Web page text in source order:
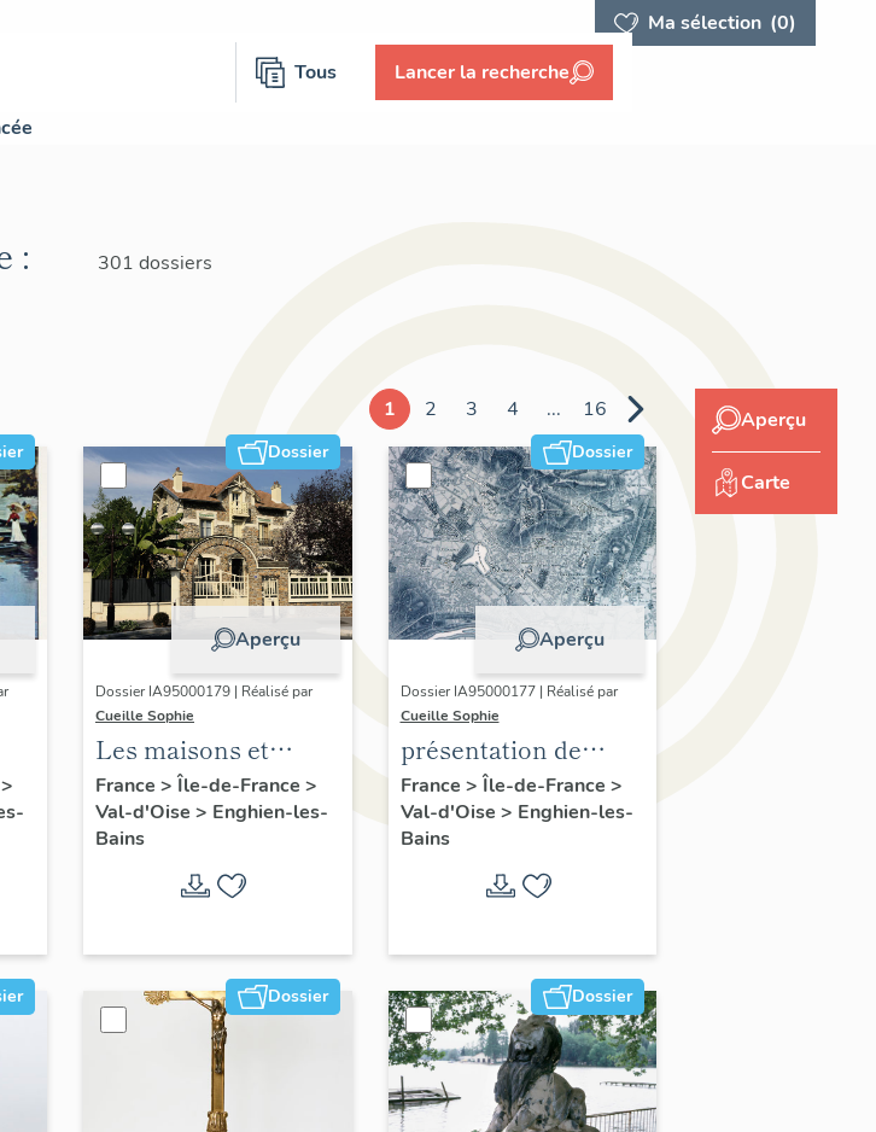
Ma sélection (0)
Tous Lancer la recherche
: 301 dossiers
1 2 3 4 ... 16
>
Dossier
Aperçu
Dossier IA95000179 | Réalisé par
Cueille Sophie
Les maisons et
immeubles
d'Enghien-les-Bains
France > Île-de-France >
Val-d'Oise > Enghien-les-
Bains
Dossier
Aperçu
Dossier IA95000177 | Réalisé par
Cueille Sophie
présentation de
l'étude du
patrimoine
d'Enghien-Les-Bains
France > Île-de-France >
Val-d'Oise > Enghien-les-
Bains
Dossier Dossier
Aperçu
Carte